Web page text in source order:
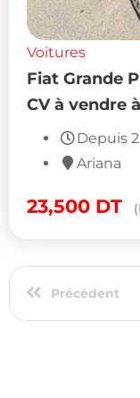
Voitures
Fiat Grande
CV à vendre
Depuis
Ariana
23,500 DT
Précédent